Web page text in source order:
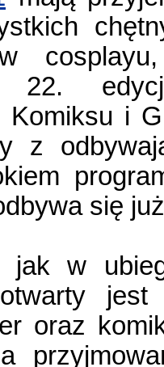
w
22. edycji
Komiksu i
z
się
jak w
oraz